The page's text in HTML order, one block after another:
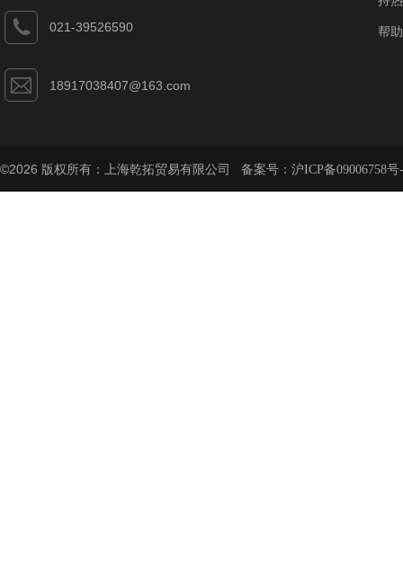
021-39526590
18917038407@163.com
帮
©2026 版权所有：上海乾拓贸易有限公司 备案号： 沪ICP备09006758号